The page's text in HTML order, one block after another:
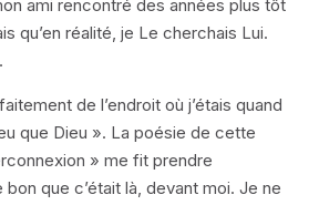
ami rencontré des années plus tôt
qu’en réalité, je Le cherchais Lui.
de l’endroit où j’étais quand
que Dieu ». La poésie de cette
» me fit prendre
que c’était là, devant moi. Je ne